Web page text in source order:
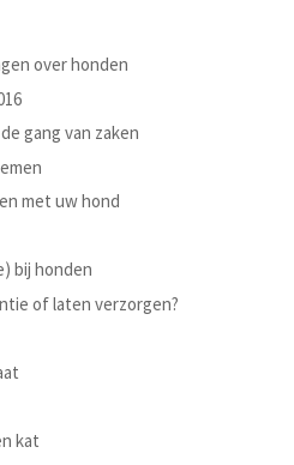
over honden
gang van zaken
met uw hond
bij honden
of laten verzorgen?
kat